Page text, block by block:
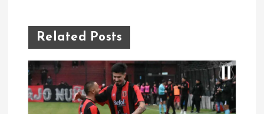
g
a
c
Related Posts